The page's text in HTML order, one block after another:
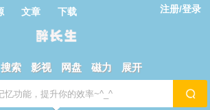
文章 下载 注册/登录
搜索 影视 网盘 磁力 展开